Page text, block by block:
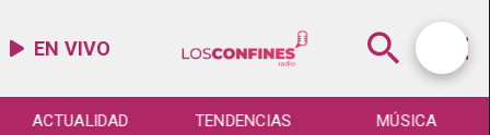
EN VIVO
ACTUALIDAD TENDENCIAS MÚSICA